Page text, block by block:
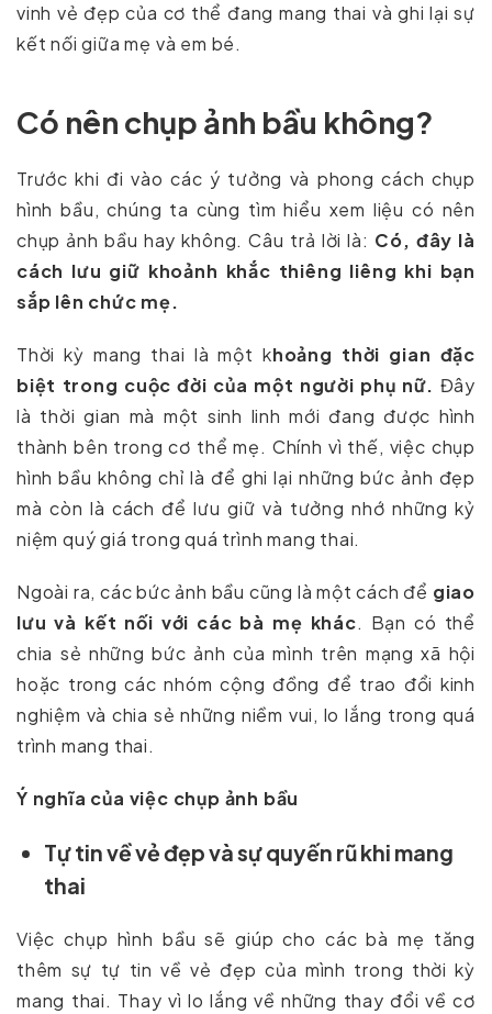
vinh vẻ đẹp của cơ thể đang mang thai và ghi lại sự
kết nối giữa mẹ và em bé.
Có nên chụp ảnh bầu không?
Trước khi đi vào các ý tưởng và phong cách chụp
hình bầu, chúng ta cùng tìm hiểu xem liệu có nên
chụp ảnh bầu hay không. Câu trả lời là: Có, đây là
cách lưu giữ khoảnh khắc thiêng liêng khi bạn
sắp lên chức mẹ.
Thời kỳ mang thai là một khoảng thời gian đặc
biệt trong cuộc đời của một người phụ nữ. Đây
là thời gian mà một sinh linh mới đang được hình
thành bên trong cơ thể mẹ. Chính vì thế, việc chụp
hình bầu không chỉ là để ghi lại những bức ảnh đẹp
mà còn là cách để lưu giữ và tưởng nhớ những kỷ
niệm quý giá trong quá trình mang thai.
Ngoài ra, các bức ảnh bầu cũng là một cách để giao
lưu và kết nối với các bà mẹ khác. Bạn có thể
chia sẻ những bức ảnh của mình trên mạng xã hội
hoặc trong các nhóm cộng đồng để trao đổi kinh
nghiệm và chia sẻ những niềm vui, lo lắng trong quá
trình mang thai.
Ý nghĩa của việc chụp ảnh bầu
Tự tin về vẻ đẹp và sự quyến rũ khi mang
thai
Việc chụp hình bầu sẽ giúp cho các bà mẹ tăng
thêm sự tự tin về vẻ đẹp của mình trong thời kỳ
mang thai. Thay vì lo lắng về những thay đổi về cơ